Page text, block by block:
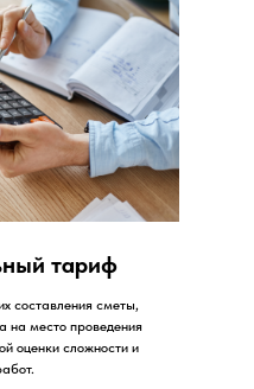
тариф
составления сметы,
на место проведения
оценки сложности и